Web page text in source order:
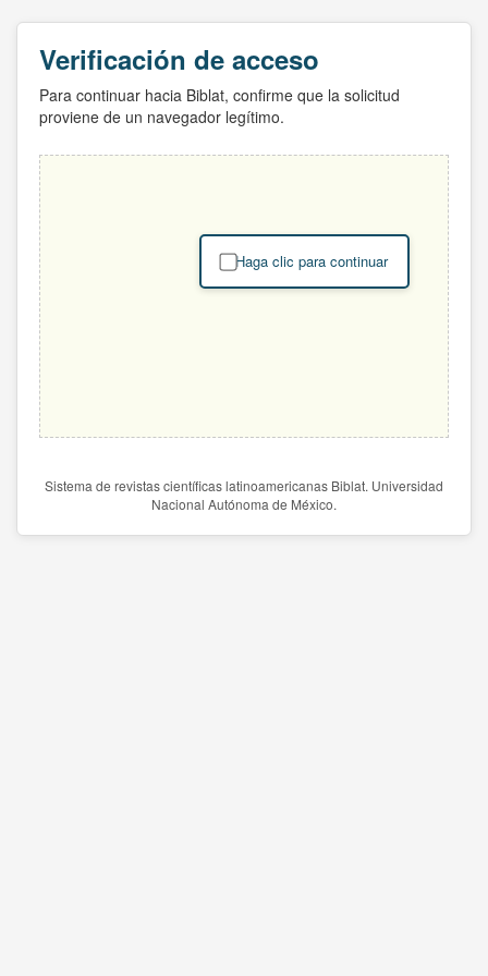
Verificación de acceso
Para continuar hacia Biblat, confirme que la solicitud
proviene de un navegador legítimo.
Haga clic para continuar
Sistema de revistas científicas latinoamericanas Biblat. Universidad
Nacional Autónoma de México.